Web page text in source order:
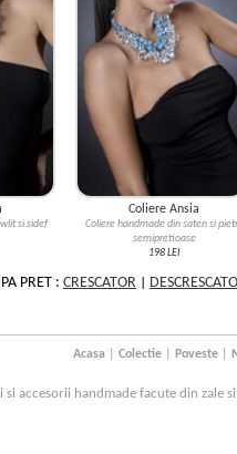
si sidef
Coliere Ansia
Coliere handmade din saten si
semipretioase
198 LEI
PRET : CRESCATOR
Acasa| Colectie| Poveste|
si accesorii handmade facute din zale